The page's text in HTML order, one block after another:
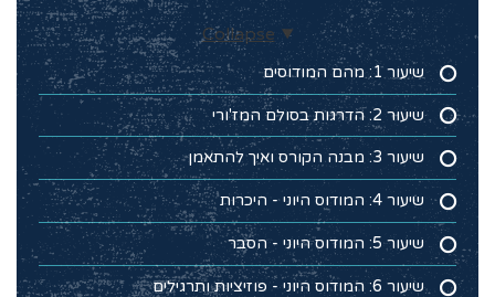
Collapse
שיעור 1: מהם המודוסים
שיעור 2: הדרגות בסולם המז'ורי
שיעור 3: מבנה הקורס ואיך להתאמן
שיעור 4: המודוס היוני - היכרות
שיעור 5: המודוס היוני - הסבר
שיעור 6: המודוס היוני - פוזיציות ותרגילים